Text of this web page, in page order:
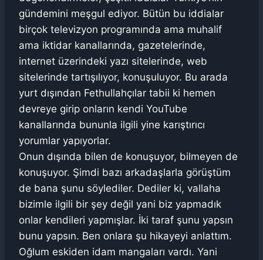
gündemini meşgul ediyor. Bütün bu iddialar
birçok televizyon programında ama muhalif
ama iktidar kanallarında, gazetelerinde,
internet üzerindeki yazı sitelerinde, web
sitelerinde tartışılıyor, konuşuluyor. Bu arada
yurt dışından Fethullahçılar tabii ki hemen
devreye girip onların kendi YouTube
kanallarında bununla ilgili yine karıştırıcı
yorumlar yapıyorlar.
Onun dışında bilen de konuşuyor, bilmeyen de
konuşuyor. Şimdi bazı arkadaşlarla görüştüm
de bana şunu söylediler. Dediler ki, vallaha
bizimle ilgili bir şey değil yani biz yapmadık
onlar kendileri yapmışlar. İki taraf şunu yapsın
bunu yapsın. Ben onlara şu hikayeyi anlattım.
Oğlum eskiden idam mangaları vardı. Yani